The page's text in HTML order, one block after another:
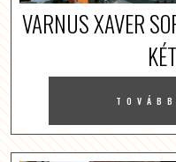
VARNUS XAVER